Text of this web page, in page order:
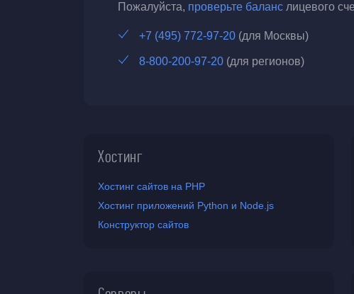
Пожалуйста, проверьте баланс лицевого
+7 (495) 772-97-20 (для Москвы)
8-800-200-97-20 (для регионов)
Хостинг
Хостинг сайтов на PHP
Хостинг приложений Python и Node.js
Конструктор сайтов